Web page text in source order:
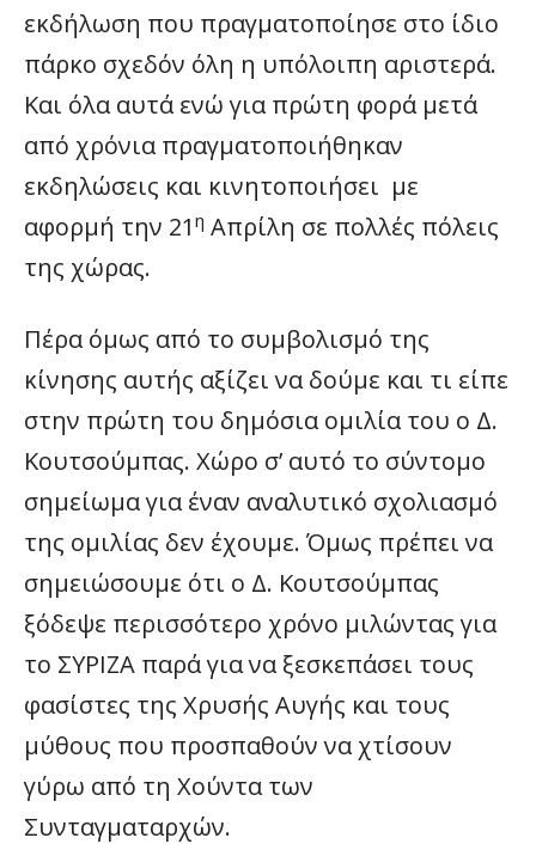
εκδήλωση που πραγματοποίησε στο ίδιο
πάρκο σχεδόν όλη η υπόλοιπη αριστερά.
Και όλα αυτά ενώ για πρώτη φορά μετά
από χρόνια πραγματοποιήθηκαν
εκδηλώσεις και κινητοποιήσει με
αφορμή την 21 η Απρίλη σε πολλές πόλεις
της χώρας.
Πέρα όμως από το συμβολισμό της
κίνησης αυτής αξίζει να δούμε και τι είπε
στην πρώτη του δημόσια ομιλία του ο Δ.
Κουτσούμπας. Χώρο σ’ αυτό το σύντομο
σημείωμα για έναν αναλυτικό σχολιασμό
της ομιλίας δεν έχουμε. Όμως πρέπει να
σημειώσουμε ότι ο Δ. Κουτσούμπας
ξόδεψε περισσότερο χρόνο μιλώντας για
το ΣΥΡΙΖΑ παρά για να ξεσκεπάσει τους
φασίστες της Χρυσής Αυγής και τους
μύθους που προσπαθούν να χτίσουν
γύρω από τη Χούντα των
Συνταγματαρχών.